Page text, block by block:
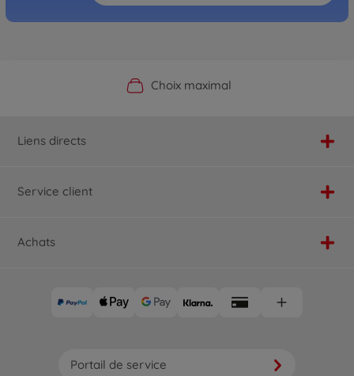
Boutique officielle du fabricant
Choix maximal
Service personnalisé
Livraison rapide
Liens directs
Service client
Achats
Portail de service